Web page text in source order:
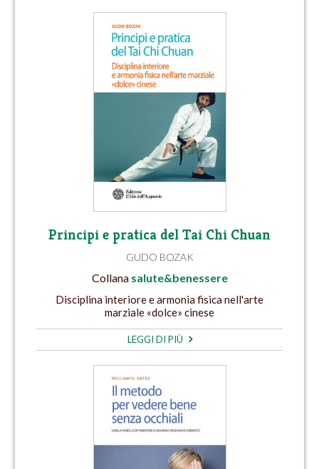
Principi e pratica del Tai Chi Chuan
GUDO BOZAK
Collana salute&benessere
Disciplina interiore e armonia fisica nell'arte
marziale «dolce» cinese
LEGGI DI PIÙ